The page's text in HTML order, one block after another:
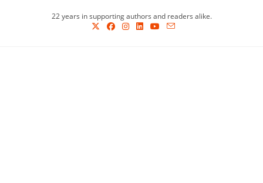
22 years in supporting authors and readers alike.